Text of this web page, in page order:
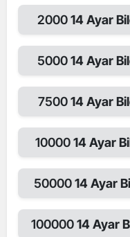
200014 Ayar
500014 Ayar
750014 Ayar
1000014 Ayar
5000014 Ayar
10000014 Ayar